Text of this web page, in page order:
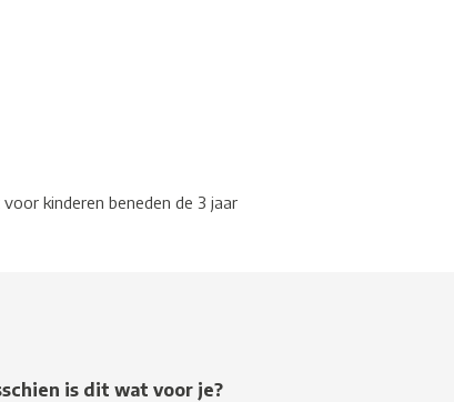
kinderen beneden de 3 jaar
is dit wat voor je?